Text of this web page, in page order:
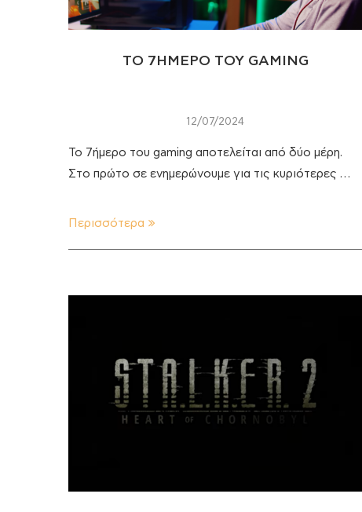
TO 7ΗΜΕΡΟ ΤΟΥ GAMING
12/07/2024
Το 7ήμερο του gaming αποτελείται από δύο μέρη.
Στο πρώτο σε ενημερώνουμε για τις κυριότερες …
Περισσότερα